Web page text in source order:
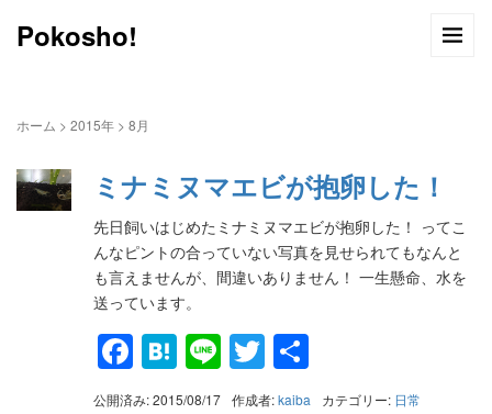
Pokosho!
ホーム > 2015年 > 8月
ミナミヌマエビが抱卵した！
先日飼いはじめたミナミヌマエビが抱卵した！ ってこ
んなピントの合っていない写真を見せられてもなんと
も言えませんが、間違いありません！ 一生懸命、水を
送っています。
Facebook
Hatena
LineTwitter
有
公開済み: 2015/08/17 作成者:kaiba カテゴリー: 日常